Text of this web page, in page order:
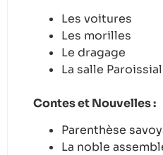
Les voitures
Les morilles
Le dragage
La salle
Contes et Nouvelles :
Parenthèse
La noble